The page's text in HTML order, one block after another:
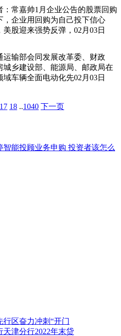
常嘉帅1月企业公告的股票回购
，企业用回购为自己投下信心
股迎来强势反弹， 02月03日
运输部会同发展改革委、财政
城乡建设部、能源局、邮政局在
域车辆全面电动化先02月03日
17 18 ..1040 下一页
智能投顾业务申购 投资者该怎么
区奋力冲刺“开门
天津分行2022年末贷